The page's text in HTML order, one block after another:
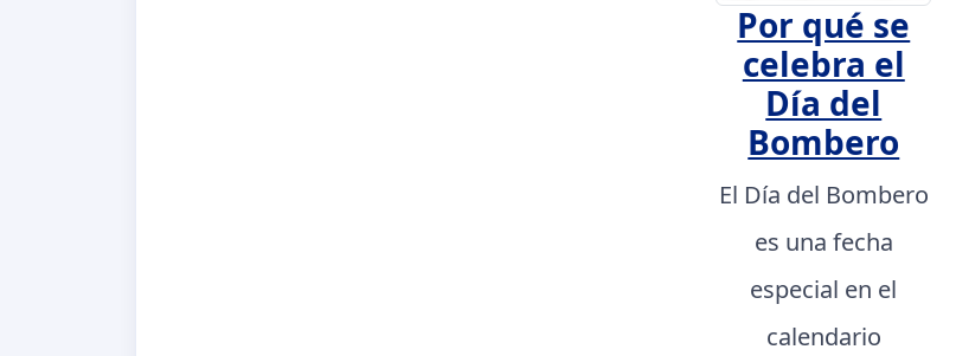
Por qué se
celebra el
Día del
Bombero
El Día del Bombero
es una fecha
especial en el
calendario